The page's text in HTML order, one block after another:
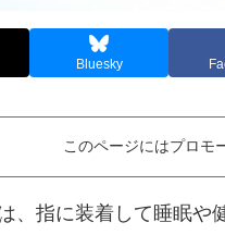
Bluesky
このページにはプロモ
、指に装着して睡眠や